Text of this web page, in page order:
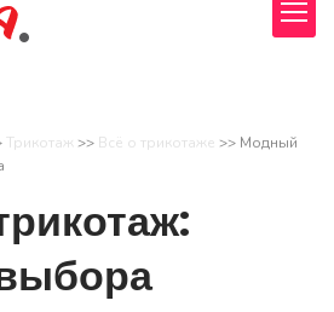
Трикотаж >> Всё о трикотаже >> Модный